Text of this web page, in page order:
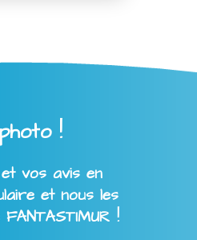
!
vos avis en
et nous les
!